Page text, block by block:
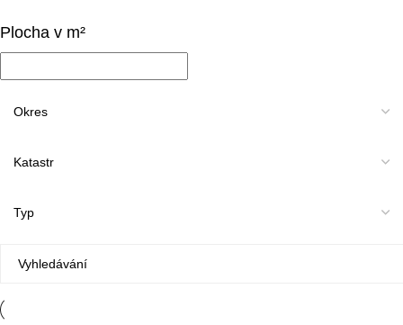
Plocha v m²